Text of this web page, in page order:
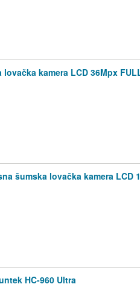
kamera LCD 36Mpx
šumska lovačka kamera LCD
HC-960 Ultra